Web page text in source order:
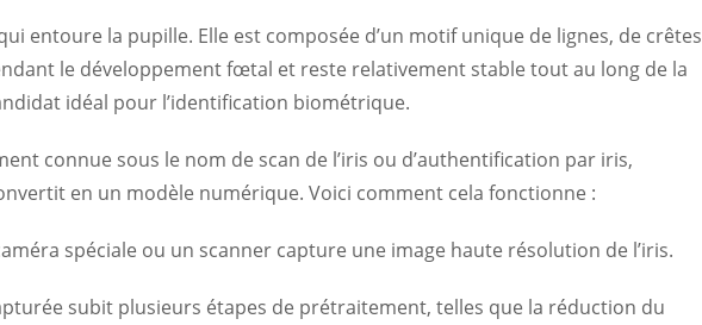
entoure la pupille. Elle est composée d’un motif unique de lignes, de crêtes
le développement fœtal et reste relativement stable tout au long de la
idéal pour l’identification biométrique.
connue sous le nom de scan de l’iris ou d’authentification par iris,
en un modèle numérique. Voici comment cela fonctionne :
spéciale ou un scanner capture une image haute résolution de l’iris.
subit plusieurs étapes de prétraitement, telles que la réduction du